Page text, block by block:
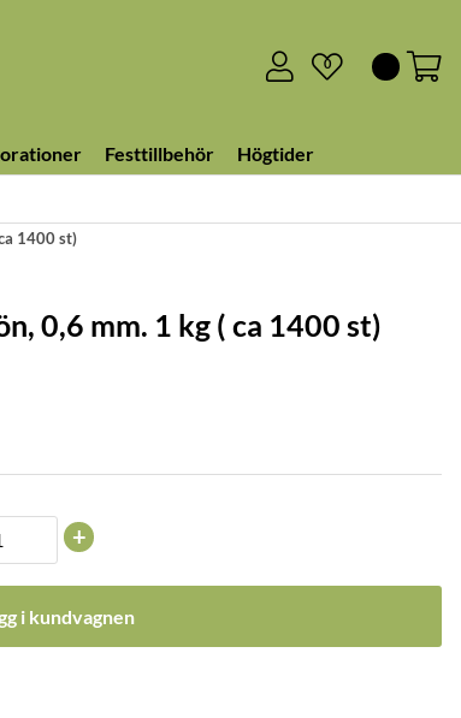
0
Festtillbehör Högtider
1400 st)
0,6 mm. 1 kg ( ca 1400 st)
+
i kundvagnen